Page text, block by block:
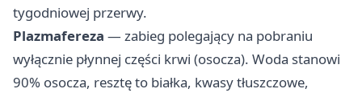
tygodniowej przerwy.
Plazmafereza — zabieg polegający na pobraniu
wyłącznie płynnej części krwi (osocza). Woda stanowi
90% osocza, resztę to białka, kwasy tłuszczowe,